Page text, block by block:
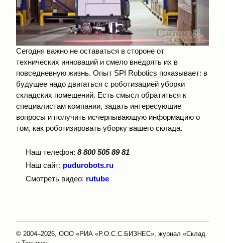
Сегодня важно не оставаться в стороне от
технических инноваций и смело внедрять их в
повседневную жизнь. Опыт SPI Robotics показывает: в
будущее надо двигаться с роботизацией уборки
складских помещений. Есть смысл обратиться к
специалистам компании, задать интересующие
вопросы и получить исчерпывающую информацию о
том, как роботизировать уборку вашего склада.
Наш телефон: 8 800 505 89 81
Наш сайт: pudurobots.ru
Смотреть видео: rutube
© 2004–2026, ООО «РИА «Р.О.С.С.БИЗНЕС», журнал «Склад